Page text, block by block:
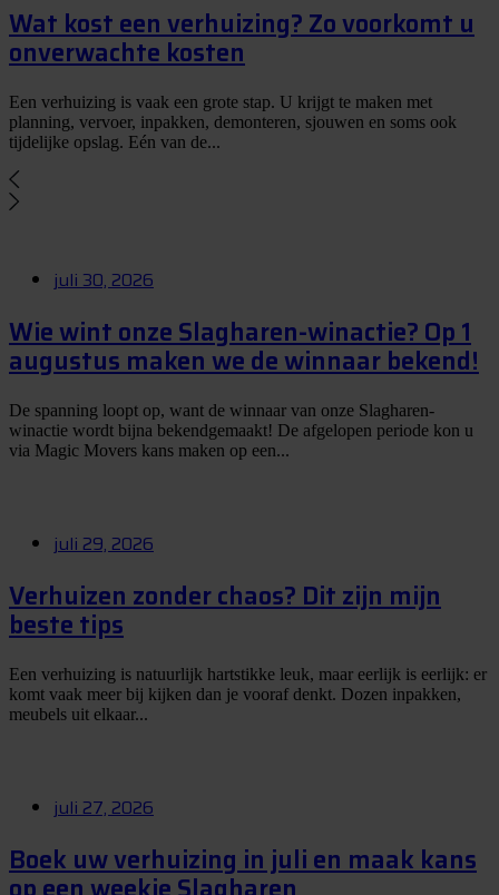
Wat kost een verhuizing? Zo voorkomt u
onverwachte kosten
Een verhuizing is vaak een grote stap. U krijgt te maken met
planning, vervoer, inpakken, demonteren, sjouwen en soms ook
tijdelijke opslag. Eén van de...
juli 30, 2026
Wie wint onze Slagharen-winactie? Op 1
augustus maken we de winnaar bekend!
De spanning loopt op, want de winnaar van onze Slagharen-
winactie wordt bijna bekendgemaakt! De afgelopen periode kon u
via Magic Movers kans maken op een...
juli 29, 2026
Verhuizen zonder chaos? Dit zijn mijn
beste tips
Een verhuizing is natuurlijk hartstikke leuk, maar eerlijk is eerlijk: er
komt vaak meer bij kijken dan je vooraf denkt. Dozen inpakken,
meubels uit elkaar...
juli 27, 2026
Boek uw verhuizing in juli en maak kans